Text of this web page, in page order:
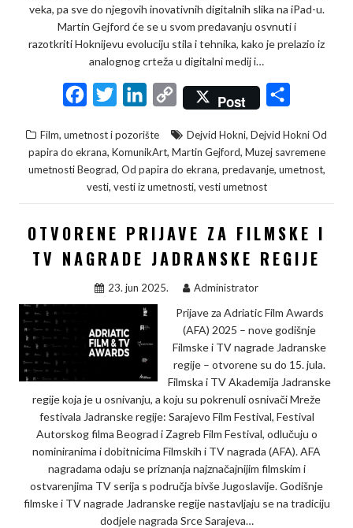
veka, pa sve do njegovih inovativnih digitalnih slika na iPad-u.
Martin Gejford će se u svom predavanju osvnuti i
razotkriti Hoknijevu evoluciju stila i tehnika, kako je prelazio iz
analognog crteža u digitalni medij i…
c
e
b
o
k
i
t
n
k
e
I
n
C
p
y
L
n
k
Post
a
r
Film, umetnost i pozorište Dejvid Hokni, Dejvid Hokni Od
papira do ekrana, KomunikArt, Martin Gejford, Muzej savremene
umetnosti Beograd, Od papira do ekrana, predavanje, umetnost,
vesti, vesti iz umetnosti, vesti umetnost
OTVORENE PRIJAVE ZA FILMSKE I
TV NAGRADE JADRANSKE REGIJE
23. jun 2025. Administrator
Prijave za Adriatic Film Awards
(AFA) 2025 – nove godišnje
Filmske i TV nagrade Jadranske
regije – otvorene su do 15. jula.
Filmska i TV Akademija Jadranske
regije koja je u osnivanju, a koju su pokrenuli osnivači Mreže
festivala Jadranske regije: Sarajevo Film Festival, Festival
Autorskog filma Beograd i Zagreb Film Festival, odlučuju o
nominiranima i dobitnicima Filmskih i TV nagrada (AFA). AFA
nagradama odaju se priznanja najznačajnijim filmskim i
ostvarenjima TV serija s područja bivše Jugoslavije. Godišnje
filmske i TV nagrade Jadranske regije nastavljaju se na tradiciju
dodjele nagrada Srce Sarajeva…